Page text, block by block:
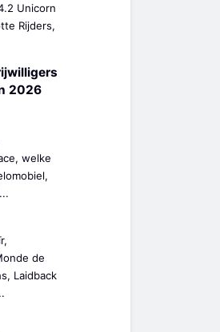
Unicorn
Rijders,
2026
welke
de
Laidback